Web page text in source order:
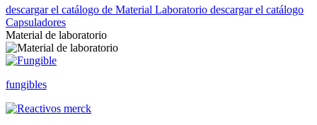
descargar el catálogo de Material Laboratorio descargar el catálogo
Capsuladores
Material de laboratorio
fungibles